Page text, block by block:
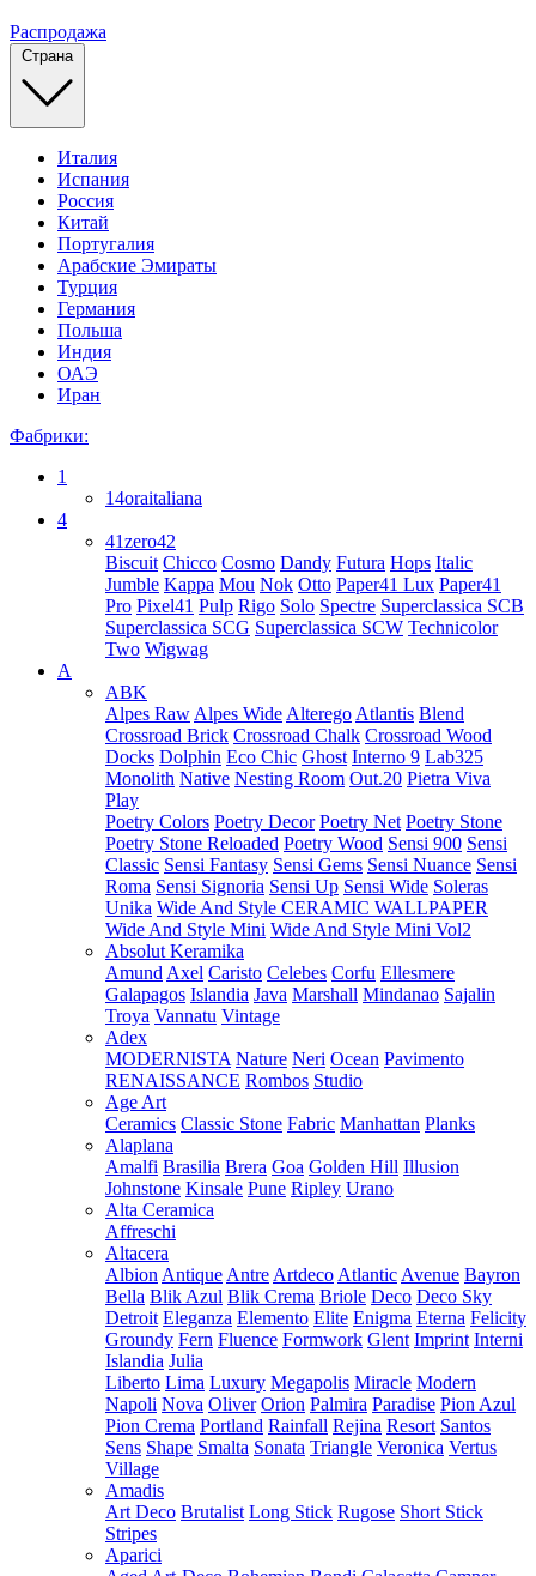
Распродажа
Страна
Италия
Испания
Россия
Китай
Португалия
Арабские Эмираты
Турция
Германия
Польша
Индия
ОАЭ
Иран
Фабрики:
1
14oraitaliana
4
41zero42
Biscuit Chicco Cosmo Dandy Futura Hops Italic
Jumble Kappa Mou Nok Otto Paper41 Lux Paper41
Pro Pixel41 Pulp Rigo Solo Spectre Superclassica SCB
Superclassica SCG Superclassica SCW Technicolor
Two Wigwag
A
ABK
Alpes Raw Alpes Wide Alterego Atlantis Blend
Crossroad Brick Crossroad Chalk Crossroad Wood
Docks Dolphin Eco Chic Ghost Interno 9 Lab325
Monolith Native Nesting Room Out.20 Pietra Viva
Play
Poetry Colors Poetry Decor Poetry Net Poetry Stone
Poetry Stone Reloaded Poetry Wood Sensi 900 Sensi
Classic Sensi Fantasy Sensi Gems Sensi Nuance Sensi
Roma Sensi Signoria Sensi Up Sensi Wide Soleras
Unika Wide And Style CERAMIC WALLPAPER
Wide And Style Mini Wide And Style Mini Vol2
Absolut Keramika
Amund Axel Caristo Celebes Corfu Ellesmere
Galapagos Islandia Java Marshall Mindanao Sajalin
Troya Vannatu Vintage
Adex
MODERNISTA Nature Neri Ocean Pavimento
RENAISSANCE Rombos Studio
Age Art
Ceramics Classic Stone Fabric Manhattan Planks
Alaplana
Amalfi Brasilia Brera Goa Golden Hill Illusion
Johnstone Kinsale Pune Ripley Urano
Alta Ceramica
Affreschi
Altacera
Albion Antique Antre Artdeco Atlantic Avenue Bayron
Bella Blik Azul Blik Crema Briole Deco Deco Sky
Detroit Eleganza Elemento Elite Enigma Eterna Felicity
Groundy Fern Fluence Formwork Glent Imprint Interni
Islandia Julia
Liberto Lima Luxury Megapolis Miracle Modern
Napoli Nova Oliver Orion Palmira Paradise Pion Azul
Pion Crema Portland Rainfall Rejina Resort Santos
Sens Shape Smalta Sonata Triangle Veronica Vertus
Village
Amadis
Art Deco Brutalist Long Stick Rugose Short Stick
Stripes
Aparici